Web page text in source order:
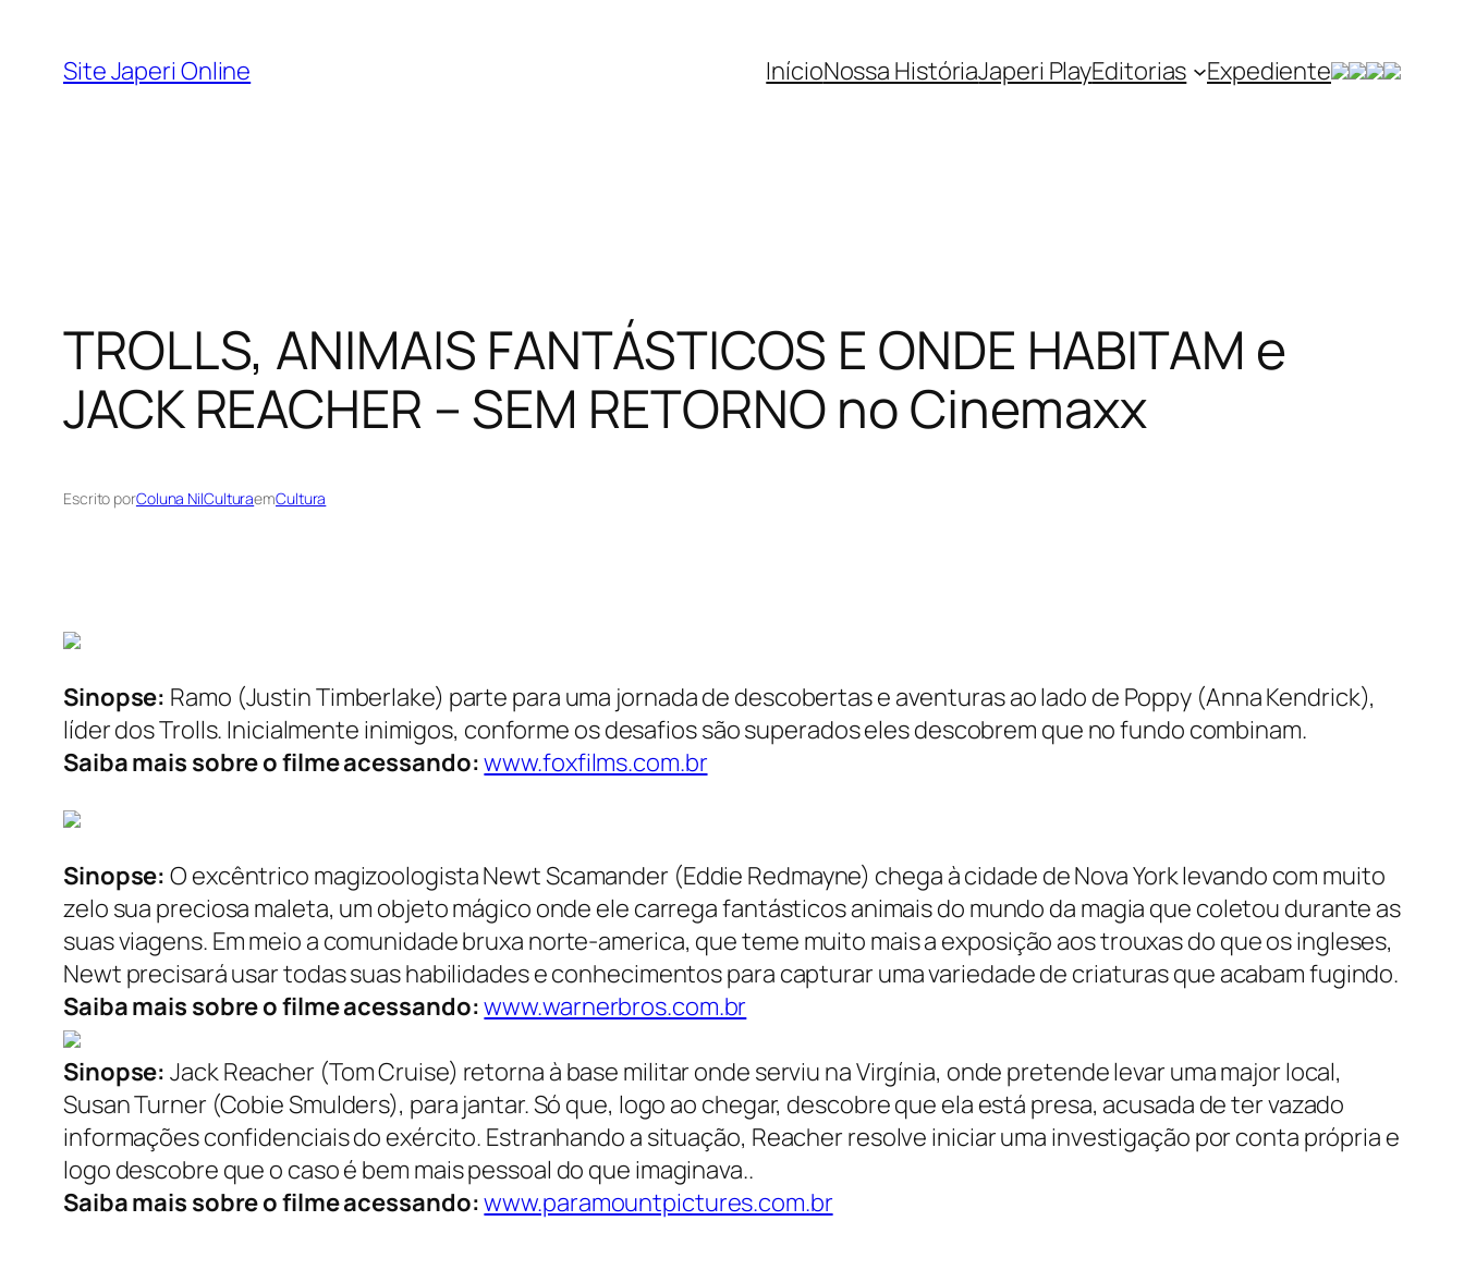
Site Japeri Online InícioNossa HistóriaJaperi PlayEditorias Expediente
TROLLS, ANIMAIS FANTÁSTICOS E ONDE HABITAM e
JACK REACHER – SEM RETORNO no Cinemaxx
Escrito porColuna NilCulturaemCultura
Sinopse: Ramo (Justin Timberlake) parte para uma jornada de descobertas e aventuras ao lado de Poppy (Anna Kendrick),
líder dos Trolls. Inicialmente inimigos, conforme os desafios são superados eles descobrem que no fundo combinam.
Saiba mais sobre o filme acessando:www.foxfilms.com.br
Sinopse:O excêntrico magizoologista Newt Scamander (Eddie Redmayne) chega à cidade de Nova York levando com muito
zelo sua preciosa maleta, um objeto mágico onde ele carrega fantásticos animais do mundo da magia que coletou durante as
suas viagens. Em meio a comunidade bruxa norte-america, que teme muito mais a exposição aos trouxas do que os ingleses,
Newt precisará usar todas suas habilidades e conhecimentos para capturar uma variedade de criaturas que acabam fugindo.
Saiba mais sobre o filme acessando:www.warnerbros.com.br
Sinopse:Jack Reacher (Tom Cruise) retorna à base militar onde serviu na Virgínia, onde pretende levar uma major local,
Susan Turner (Cobie Smulders), para jantar. Só que, logo ao chegar, descobre que ela está presa, acusada de ter vazado
informações confidenciais do exército. Estranhando a situação, Reacher resolve iniciar uma investigação por conta própria e
logo descobre que o caso é bem mais pessoal do que imaginava..
Saiba mais sobre o filme acessando:www.paramountpictures.com.br